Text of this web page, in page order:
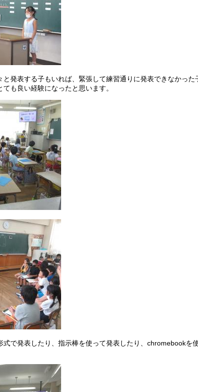
発表する子もいれば、緊張して練習通りに発表できなかった
も良い経験になったと思います。
で発表したり、指示棒を使って発表したり、chromebookを